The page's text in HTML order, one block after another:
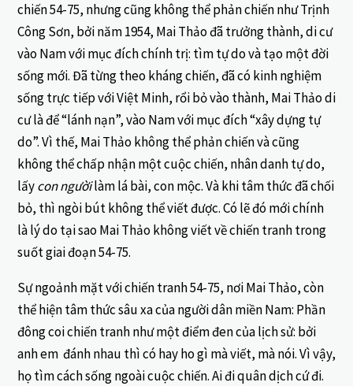
chiến 54-75, nhưng cũng không thể phản chiến như Trịnh
Công Sơn, bởi năm 1954, Mai Thảo đã trưởng thành, di cư
vào Nam với mục đích chính trị: tìm tự do và tạo một đời
sống mới. Đã từng theo kháng chiến, đã có kinh nghiệm
sống trực tiếp với Việt Minh, rổi bỏ vào thành, Mai Thảo di
cư là để “lánh nạn”, vào Nam với mục đích “xây dựng tự
do”. Vì thế, Mai Thảo không thể phản chiến và cũng
không thể chấp nhận một cuộc chiến, nhân danh tự do,
lấyconngườilàm lá bài, con mộc. Và khi tâm thức đã chối
bỏ, thì ngòi bút không thể viết được. Có lẽ đó mới chính
là lý do tại sao Mai Thảo không viết về chiến tranh trong
suốt giai đoạn 54-75.
Sự ngoảnh mặt với chiến tranh 54-75, nơi Mai Thảo, còn
thể hiện tâm thức sâu xa của người dân miền Nam: Phần
đông coi chiến tranh như một điểm đen của lịch sử: bởi
anh em đánh nhau thì có hay ho gì mà viết, mà nói. Vì vậy,
họ tìm cách sống ngoài cuộc chiến. Ai đi quân dịch cứ đi.